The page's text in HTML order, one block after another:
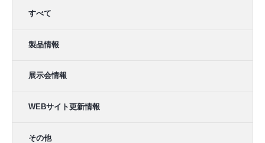
すべて
製品情報
展示会情報
WEBサイト更新情報
その他